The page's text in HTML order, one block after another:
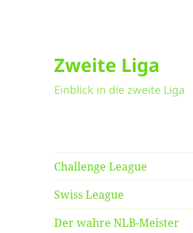
Zweite Liga
Einblick in die zweite Liga
Challenge League
Swiss League
Der wahre NLB-Meister